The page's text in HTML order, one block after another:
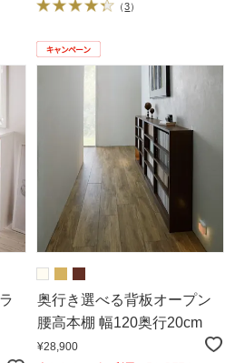
（3）
奥行き選べる背板オープン
腰高本棚 幅120奥行20cm
¥28,900